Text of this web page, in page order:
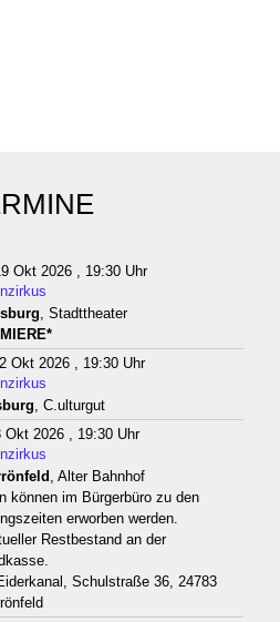
Okt 2026 , 19:30 Uhr
, Stadttheater
Okt 2026 , 19:30 Uhr
, C.ulturgut
Okt 2026 , 19:30 Uhr
, Alter Bahnhof
können im Bürgerbüro zu den
erworben werden.
Restbestand an der
Schulstraße 36, 24783